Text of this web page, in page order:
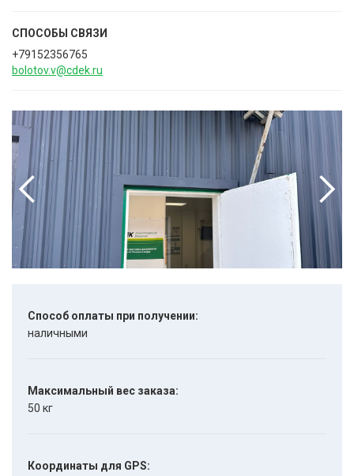
СПОСОБЫ CВЯЗИ
+79152356765
bolotov.v@cdek.ru
Способ оплаты при получении:
наличными
Максимальный вес заказа:
50 кг
Координаты для GPS: